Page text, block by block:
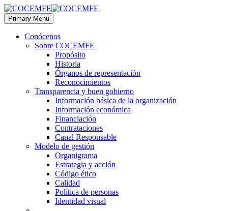
Primary Menu
Conócenos
Sobre COCEMFE
Propósito
Historia
Órganos de representación
Reconocimientos
Transparencia y buen gobierno
Información básica de la organización
Información económica
Financiación
Contrataciones
Canal Responsable
Modelo de gestión
Organigrama
Estrategia y acción
Código ético
Calidad
Política de personas
Identidad visual